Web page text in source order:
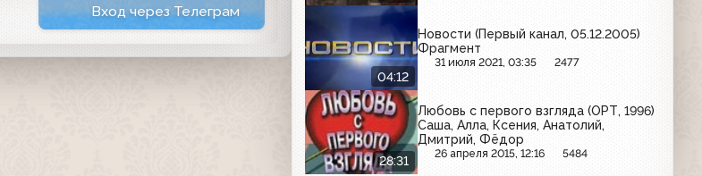
Вход через Телеграм
04:12
Новости (Первый канал, 05.12.2005)
Фрагмент
31 июля 2021, 03:35 2477
28:31
Любовь с первого взгляда (ОРТ, 1996)
Саша, Алла, Ксения, Анатолий,
Дмитрий, Фёдор
26 апреля 2015, 12:16 5484